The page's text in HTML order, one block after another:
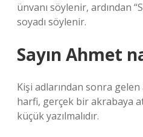
ünvanı söylenir, ardından
soyadı söylenir.
Sayın Ahmet
Kişi adlarından sonra gelen
harfi, gerçek bir akrabaya
küçük yazılmalıdır.